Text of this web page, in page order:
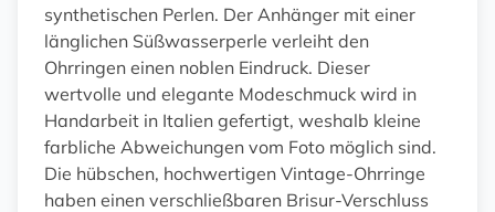
synthetischen Perlen. Der Anhänger mit einer
länglichen Süßwasserperle verleiht den
Ohrringen einen noblen Eindruck. Dieser
wertvolle und elegante Modeschmuck wird in
Handarbeit in Italien gefertigt, weshalb kleine
farbliche Abweichungen vom Foto möglich sind.
Die hübschen, hochwertigen Vintage-Ohrringe
haben einen verschließbaren Brisur-Verschluss